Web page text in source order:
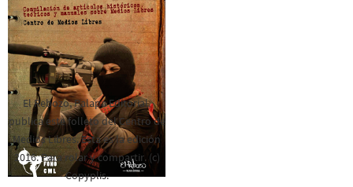
El Rebozo, Palapa Editorial,
publica este folleto del Centro de
Medios Libres. Esta es la edición
2016. Para rolar y compartir. (c)
Copyplis.